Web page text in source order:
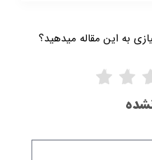
به این مقاله میدهید؟